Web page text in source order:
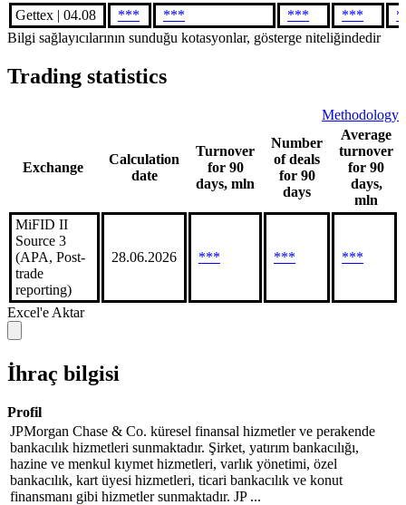
Gettex | 04.08 *** *** *** ***
Bilgi sağlayıcılarının sunduğu kotasyonlar, gösterge niteliğindedir
Trading statistics
Methodology
Exchange
Calculation
date
Turnover
for 90
days, mln
Number
of deals
for 90
days
Average
turnover
for 90
days,
mln
MiFID II
Source 3
(APA, Post-
trade
reporting)
28.06.2026 *** *** ***
Excel'e Aktar
İhraç bilgisi
Profil
JPMorgan Chase & Co. küresel finansal hizmetler ve perakende
bankacılık hizmetleri sunmaktadır. Şirket, yatırım bankacılığı,
hazine ve menkul kıymet hizmetleri, varlık yönetimi, özel
bankacılık, kart üyesi hizmetleri, ticari bankacılık ve konut
finansmanı gibi hizmetler sunmaktadır. JP ...